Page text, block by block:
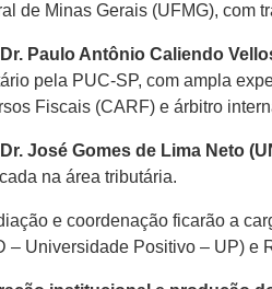
de Minas Gerais (UFMG), com
Paulo Antônio Caliendo
pela PUC-SP, com ampla
Fiscais (CARF) e árbitro
José Gomes de Lima Neto
na área tributária.
e coordenação ficarão a
– Universidade Positivo – UP) e